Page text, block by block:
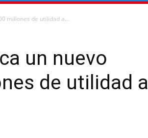
millones de utilidad a...
un nuevo
de utilidad a